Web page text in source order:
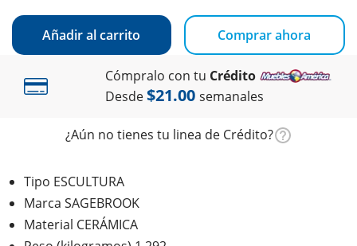
Añadir al carrito Comprar ahora
Cómpralo con tu Crédito
Desde$21.00 semanales
¿Aún no tienes tu linea de Crédito?
Tipo ESCULTURA
Marca SAGEBROOK
Material CERÁMICA